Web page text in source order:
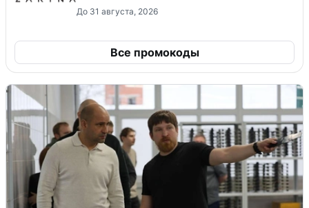
До 31 августа, 2026
Все промокоды